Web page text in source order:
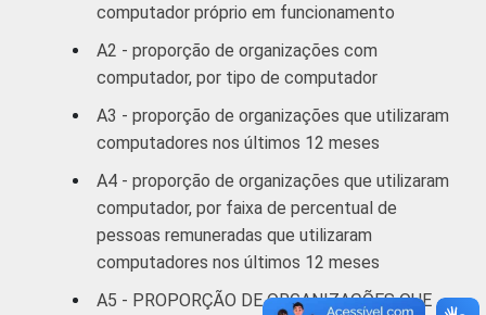
Outros
lucrativos. Dados coletados entre outubro
de 2012 e março de 2013.
Fonte: NIC.br - out/2012 a mar/2013
computador próprio em funcionamento
A2 - proporção de organizações com
computador, por tipo de computador
A3 - proporção de organizações que utilizaram
computadores nos últimos 12 meses
A4 - proporção de organizações que utilizaram
computador, por faixa de percentual de
pessoas remuneradas que utilizaram
computadores nos últimos 12 meses
A5 - PROPORÇÃO DE ORGANIZAÇÕES QUE